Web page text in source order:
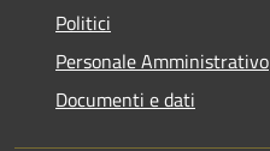
Politici
Personale Amministrativo
Documenti e dati